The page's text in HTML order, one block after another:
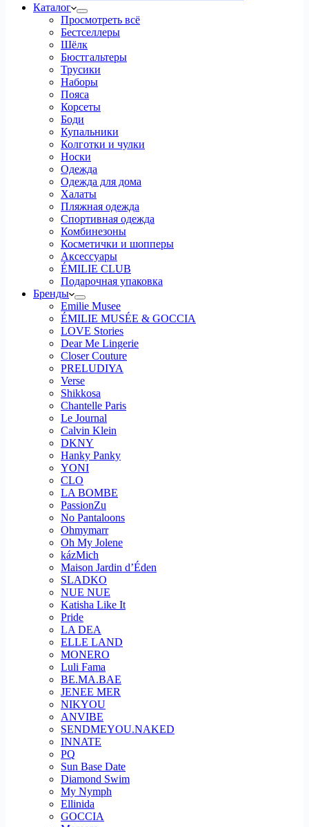
Каталог
Просмотреть всё
Бестселлеры
Шёлк
Бюстгальтеры
Трусики
Наборы
Пояса
Корсеты
Боди
Купальники
Колготки и чулки
Носки
Одежда
Одежда для дома
Халаты
Пляжная одежда
Спортивная одежда
Комбинезоны
Косметички и шопперы
Аксессуары
ÉMILIE CLUB
Подарочная упаковка
Бренды
Emilie Musee
ÉMILIE MUSÉE & GOCCIA
LOVE Stories
Dear Me Lingerie
Closer Couture
PRELUDIYA
Verse
Shikkosa
Chantelle Paris
Le Journal
Calvin Klein
DKNY
Hanky Panky
YONI
CLO
LA BOMBE
PassionZu
No Pantaloons
Ohmymarr
Oh My Jolene
kázMich
Maison Jardin d’Éden
SLADKO
NUE NUE
Katisha Like It
Pride
LA DEA
ELLE LAND
MONERO
Luli Fama
BE.MA.BAE
JENEE MER
NIKYOU
ANVIBE
SENDMEYOU.NAKED
INNATE
PQ
Sun Base Date
Diamond Swim
My Nymph
Ellinida
GOCCIA